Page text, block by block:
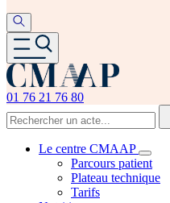
01 76 21 76 80
Le centre CMAAP
Parcours patient
Plateau technique
Tarifs